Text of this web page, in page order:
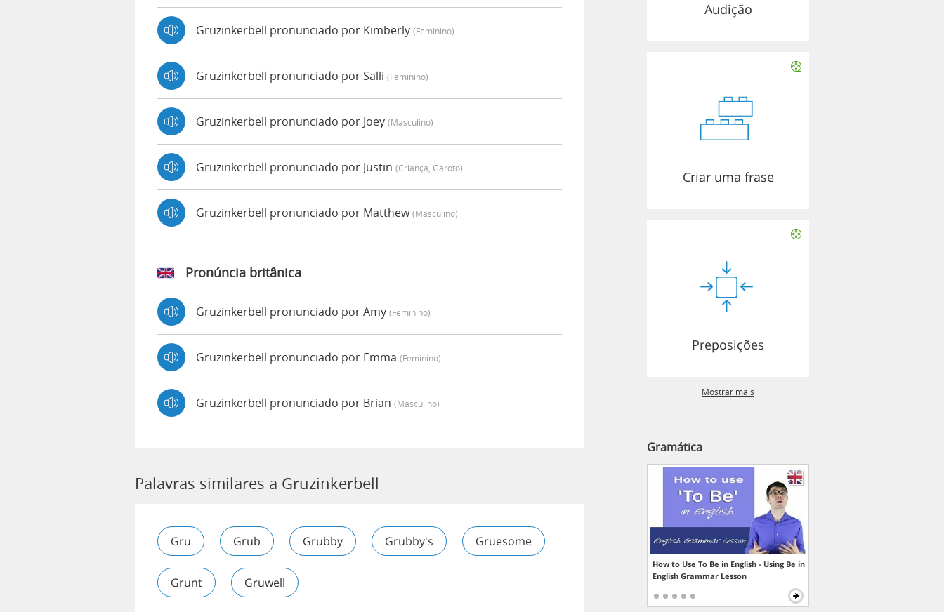
Gruzinkerbell pronunciado por Kimberly (feminino)
Gruzinkerbell pronunciado por Salli (feminino)
Gruzinkerbell pronunciado por Joey (masculino)
Gruzinkerbell pronunciado por Justin (criança, Garoto)
Gruzinkerbell pronunciado por Matthew(masculino)
Pronúncia britânica
Gruzinkerbell pronunciado por Amy (feminino)
Gruzinkerbell pronunciado por Emma (feminino)
Gruzinkerbell pronunciado por Brian (masculino)
Palavras similares a Gruzinkerbell
Gru Grub Grubby Grubby's Gruesome
Grunt Gruwell
Audição
Criar uma frase
Preposições
Mostrar mais
Gramática
How to Use To Be in English - Using Be in
English Grammar Lesson